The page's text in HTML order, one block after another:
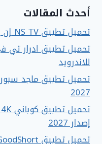
أحدث المقالات
تحميل تطبيق NS TV إن إس تيفي للأندرويد 2027
للاندرويد
2027
إصدار 2027